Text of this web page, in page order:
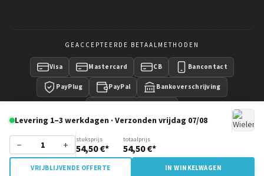
Levering 1–3 werkdagen · Verzonden vrijdag 07/08
− + stuksprijs totaalprijs
54,50 €* 54,50 €*
VRIJBLIJVENDE OFFERTE IN WINKELWAGEN
GEACCEPTEERDE BETAALMETHODEN
Visa Mastercard CB Bancontact
PayPlug PayPal Bankoverschrijving
Copyright © 2016 -CrowdControlCentral- Wisecom Group
SRL - All rights reserved.